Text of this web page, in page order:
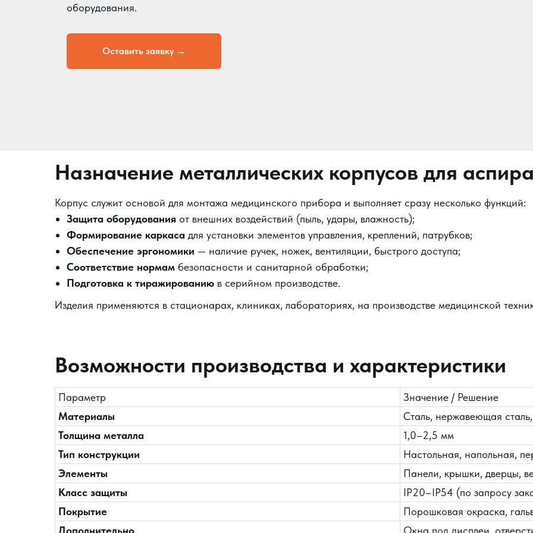
оборудования.
Оставить заявку →
Назначение металлических корпусов для
Корпус служит основой для монтажа медицинского прибора и выполняет сразу несколько функций:
Защита оборудования от внешних воздействий (пыль, удары, влажность);
Формирование каркаса для установки элементов управления, креплений, патрубков;
Обеспечение эргономики — наличие ручек, ножек, вентиляции, быстрого доступа;
Соответствие нормам безопасности и санитарной обработки;
Подготовка к тиражированию в серийном производстве.
Изделия применяются в стационарах, клиниках, лабораториях, на производстве медицинской
Возможности производства и характеристики
Параметр
Значение / Решение
Материалы
Сталь, нержавеющая
Толщина металла
1,0–2,5 мм
Тип конструкции
Настольная, напольная,
Элементы
Панели, крышки, дверцы,
Класс защиты
IP20–IP54 (по запросу
Покрытие
Порошковая окраска,
Дополнительно
Окна под дисплеи,